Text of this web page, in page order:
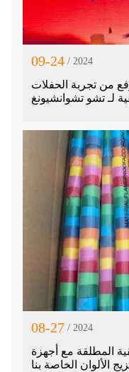
09-24 / 2024
من تجربة الحفلات
لـ تشو تشوانشيونغ
08-27 / 2024
المطلقة مع أجهزة
الألوان الخاصة بنا